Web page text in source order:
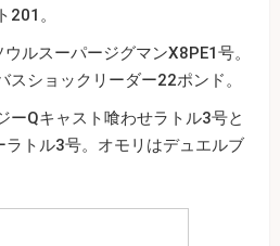
201。
ルスーパージグマンX8PE1号。
スショックリーダー22ポンド。
ーQキャスト喰わせラトル3号と
ラトル3号。オモリはデュエルブ